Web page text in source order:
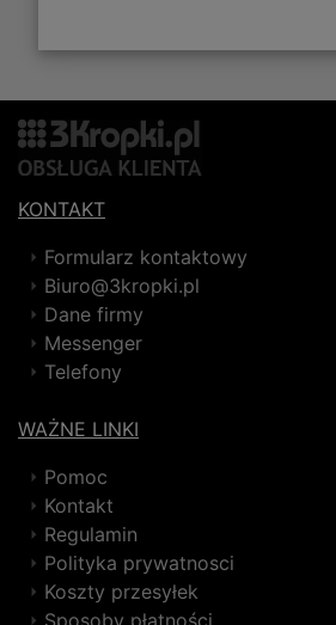
KONTAKT
Formularz kontaktowy
Biuro@3kropki.pl
Dane firmy
Messenger
Telefony
WAŻNE LINKI
Pomoc
Kontakt
Regulamin
Polityka prywatnosci
Koszty przesyłek
Sposoby płatności